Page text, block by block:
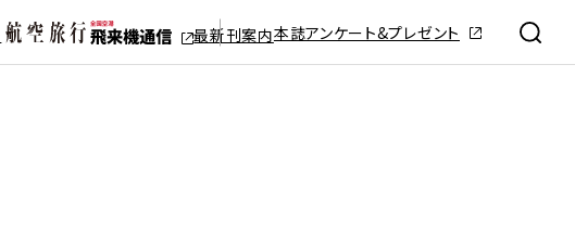
最新刊案内本誌アンケート&プレゼント